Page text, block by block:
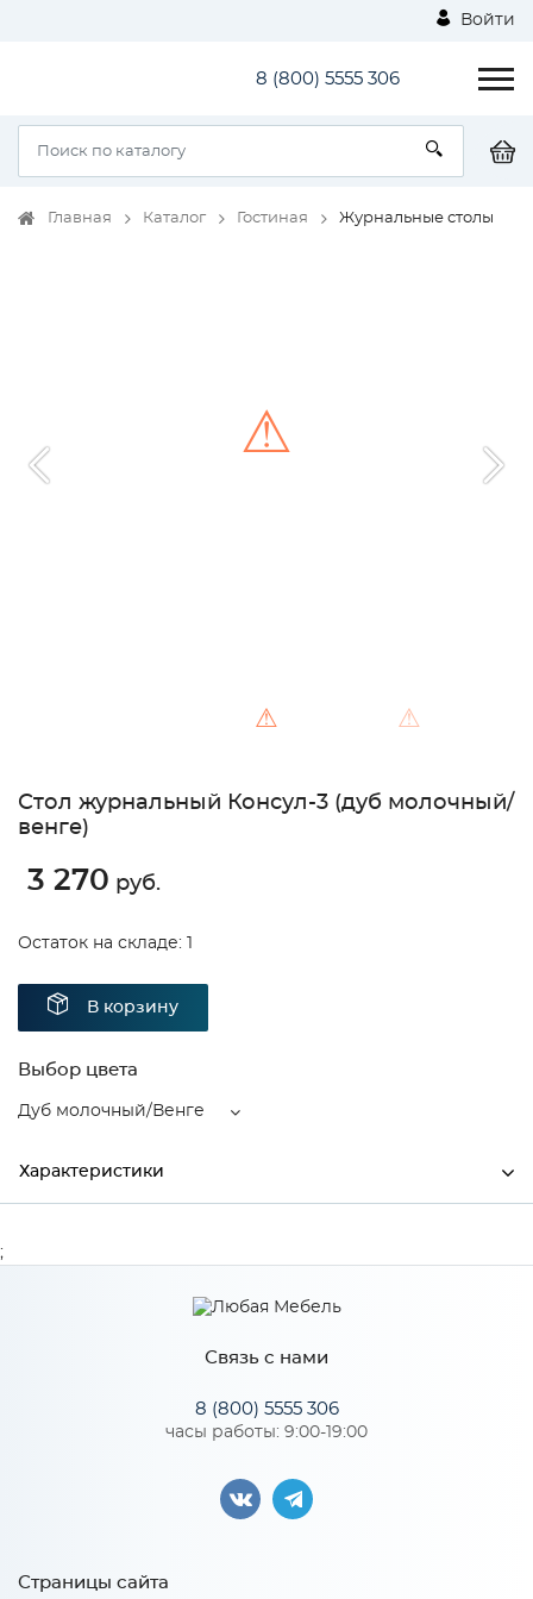
Войти
8 (800) 5555 306
Главная Каталог Гостиная Журнальные столы
⚠ ⚠
⚠
Стол журнальный Консул-3 (дуб молочный/
венге)
3 270 руб.
Остаток на складе: 1
В корзину
Выбор цвета
Дуб молочный/Венге
Характеристики
Дуб молочный/Венге
ЛДСП
Особенности
Связь с нами
8 (800) 5555 306
часы работы: 9:00-19:00
Страницы сайта
;